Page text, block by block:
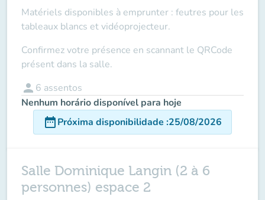
Matériels disponibles à emprunter : feutres pour les
tableaux blancs et vidéoprojecteur.
Confirmez votre présence en scannant le QRCode
présent dans la salle.
person 6 assentos
Nenhum horário disponível para hoje
date_rangePróxima disponibilidade :25/08/2026
Salle Dominique Langin (2 à 6
personnes) espace 2